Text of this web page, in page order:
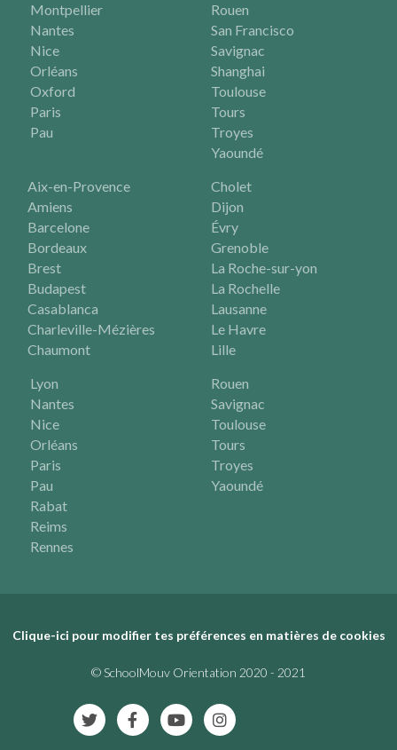
Montpellier
Nantes
Nice
Orléans
Oxford
Paris
Pau
Rouen
San Francisco
Savignac
Shanghai
Toulouse
Tours
Troyes
Yaoundé
Aix-en-Provence
Amiens
Barcelone
Bordeaux
Brest
Budapest
Casablanca
Charleville-Mézières
Chaumont
Cholet
Dijon
Évry
Grenoble
La Roche-sur-yon
La Rochelle
Lausanne
Le Havre
Lille
Lyon
Nantes
Nice
Orléans
Paris
Pau
Rabat
Reims
Rennes
Rouen
Savignac
Toulouse
Tours
Troyes
Yaoundé
Clique-ici pour modifier tes préférences en matières de cookies
© SchoolMouv Orientation 2020 - 2021